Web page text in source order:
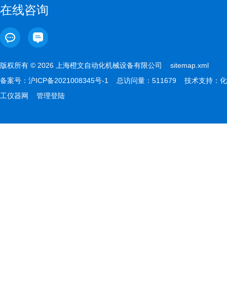
在线咨询
版权所有 © 2026 上海橙文自动化机械设备有限公司 sitemap.xml
备案号： 沪ICP备2021008345号-1 总访问量：511679 技术支持： 化
工仪器网
管理登陆